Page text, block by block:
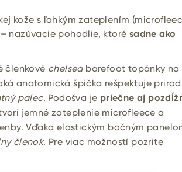
kože s ľahkým zateplením
nazúvacie pohodlie, ktoré sadne ako
členkové chelseabarefoot topánky na
anatomická špička rešpektuje
palec. Podošva je priečne aj
jemné zateplenie microfleece a
Vďaka elastickým bočným
členok. Pre viac možností pozrite